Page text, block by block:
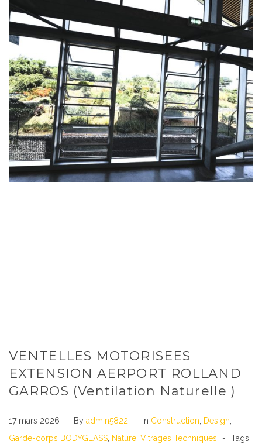
VENTELLES MOTORISEES
EXTENSION AERPORT ROLLAND
GARROS (Ventilation Naturelle )
17 mars 2026 By admin5822 In Construction, Design,
Garde-corps BODYGLASS, Nature, Vitrages Techniques
Tags